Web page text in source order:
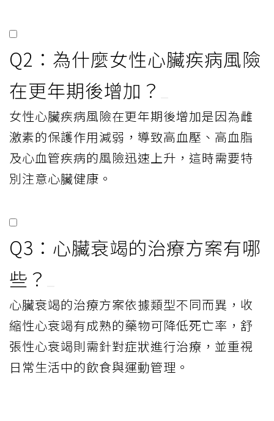
Q2：為什麼女性心臟疾病風險
在更年期後增加？
女性心臟疾病風險在更年期後增加是因為雌
激素的保護作用減弱，導致高血壓、高血脂
及心血管疾病的風險迅速上升，這時需要特
別注意心臟健康。
Q3：心臟衰竭的治療方案有哪
些？
心臟衰竭的治療方案依據類型不同而異，收
縮性心衰竭有成熟的藥物可降低死亡率，舒
張性心衰竭則需針對症狀進行治療，並重視
日常生活中的飲食與運動管理。